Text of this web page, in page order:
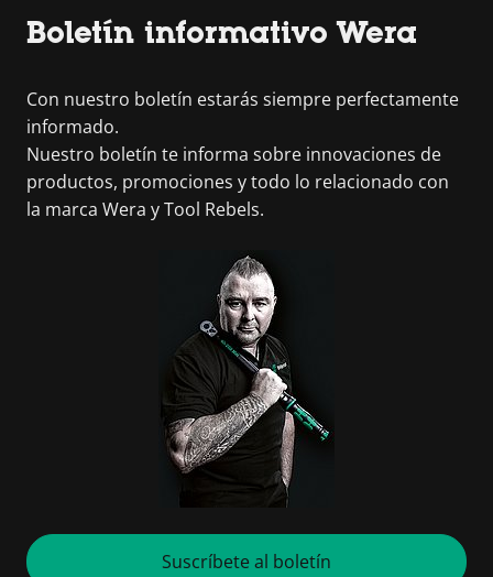
Boletín informativo Wera
Con nuestro boletín estarás siempre perfectamente
informado.
Nuestro boletín te informa sobre innovaciones de
productos, promociones y todo lo relacionado con
la marca Wera y Tool Rebels.
Suscríbete al boletín